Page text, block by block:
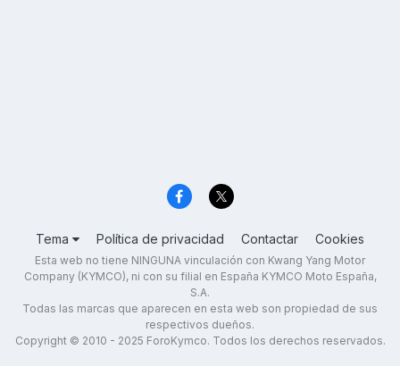
Tema Política de privacidad Contactar Cookies
Esta web no tiene NINGUNA vinculación con Kwang Yang Motor
Company (KYMCO), ni con su filial en España KYMCO Moto España,
S.A.
Todas las marcas que aparecen en esta web son propiedad de sus
respectivos dueños.
Copyright © 2010 - 2025 ForoKymco. Todos los derechos reservados.